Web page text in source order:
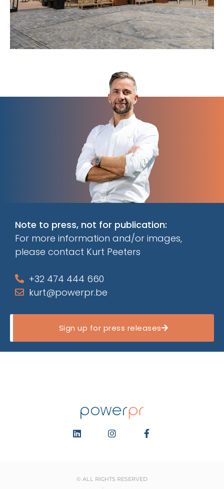
Note to press, not for publication:
For more information and/or images,
please contact Kurt Peeters
+32 474 444 660
kurt@powerpr.be
Sign up for press releases
© ALL RIGHTS RESERVED